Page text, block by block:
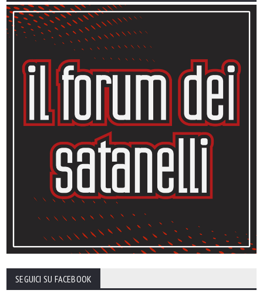
SEGUICI SU FACEBOOK